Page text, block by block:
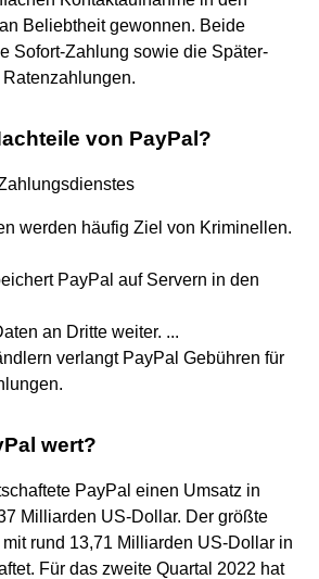
Beliebtheit gewonnen. Beide
Sofort-Zahlung sowie die Später-
von PayPal?
werden häufig Ziel von Kriminellen.
PayPal auf Servern in den
an Dritte weiter. ...
verlangt PayPal Gebühren für
wert?
PayPal einen Umsatz in
Milliarden US-Dollar. Der größte
rund 13,71 Milliarden US-Dollar in
Für das zweite Quartal 2022 hat